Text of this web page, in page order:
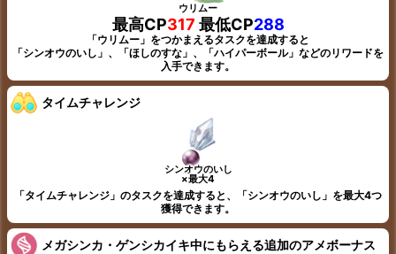
ウリムー
最高CP317 最低CP288
「ウリムー」をつかまえるタスクを達成すると
「シンオウのいし」、「ほしのすな」、「ハイパーボール」などのリワードを
入手できます。
タイムチャレンジ
シンオウのいし
×最大4
「タイムチャレンジ」のタスクを達成すると、「シンオウのいし」を最大4つ
獲得できます。
メガシンカ・ゲンシカイキ中にもらえる追加のアメボーナス